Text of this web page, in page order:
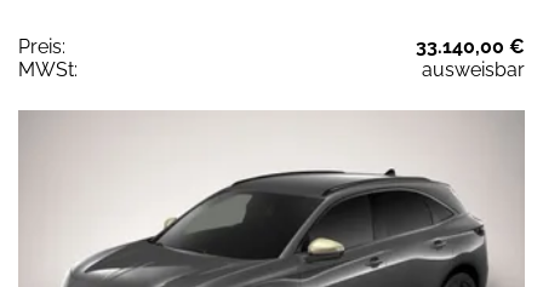
Preis:
33.140,00 €
MWSt:
ausweisbar